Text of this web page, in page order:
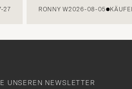
RONNY W2026-08-05 KÄUFER
UNSEREN NEWSLETTER